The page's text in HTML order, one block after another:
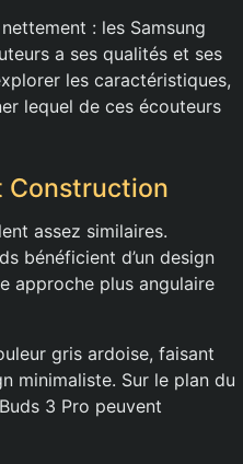
: les Samsung
a ses qualités et ses
les caractéristiques,
lequel de ces écouteurs
Construction
assez similaires.
bénéficient d’un design
approche plus angulaire
gris ardoise, faisant
minimaliste. Sur le plan du
3 Pro peuvent